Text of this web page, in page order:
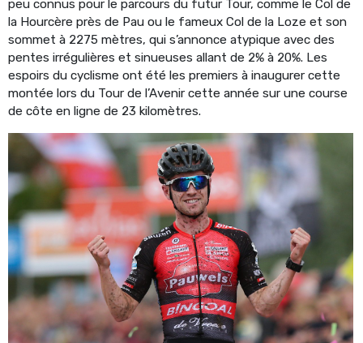
peu connus pour le parcours du futur Tour, comme le Col de
la Hourcère près de Pau ou le fameux Col de la Loze et son
sommet à 2275 mètres, qui s’annonce atypique avec des
pentes irrégulières et sinueuses allant de 2% à 20%. Les
espoirs du cyclisme ont été les premiers à inaugurer cette
montée lors du Tour de l’Avenir cette année sur une course
de côte en ligne de 23 kilomètres.